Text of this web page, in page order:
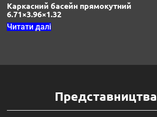
Каркасний басейн прямокутний
6.71×3.96×1.32
Читати далі
Представництва